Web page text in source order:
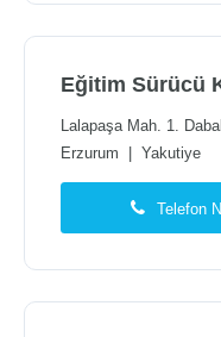
Eğitim Sürücü
Lalapaşa Mah. 1.
Erzurum
Yakutiye
Telefon